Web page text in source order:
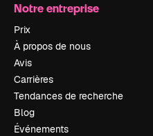
Notre entreprise
Prix
À propos de nous
Avis
Carrières
Tendances de recherche
Blog
Événements